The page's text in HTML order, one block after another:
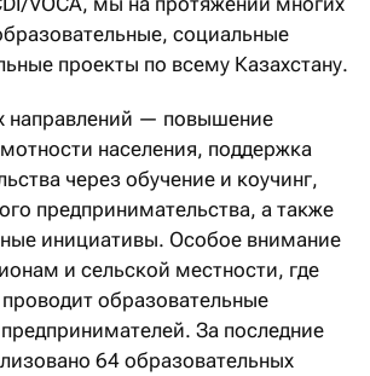
социальные
проекты по всему Казахстану.
направлений — повышение
населения, поддержка
через обучение и коучинг,
предпринимательства, а также
инициативы. Особое внимание
и сельской местности, где
образовательные
За последние
64 образовательных